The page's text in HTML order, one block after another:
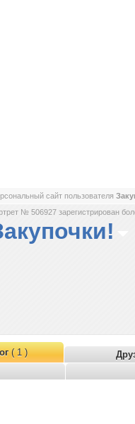
сайт пользователя
№ 506927 зарегистрирован
( 1 )